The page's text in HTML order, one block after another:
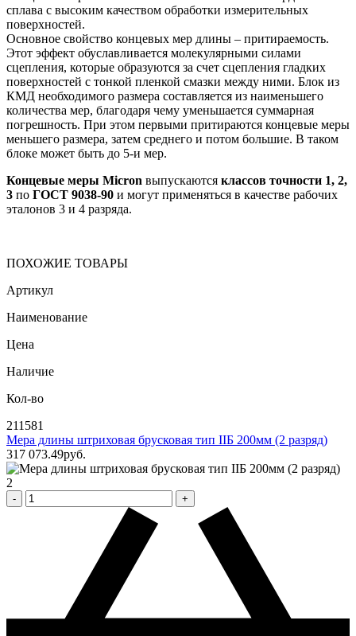
сплава с высоким качеством обработки измерительных
поверхностей.
Основное свойство концевых мер длины – притираемость.
Этот эффект обуславливается молекулярными силами
сцепления, которые образуются за счет сцепления гладких
поверхностей с тонкой пленкой смазки между ними. Блок из
КМД необходимого размера составляется из наименьшего
количества мер, благодаря чему уменьшается суммарная
погрешность. При этом первыми притираются концевые меры
меньшего размера, затем среднего и потом большие. В таком
блоке может быть до 5-и мер.
Концевые меры Micron выпускаются классов точности 1, 2,
3 по ГОСТ 9038-90 и могут применяться в качестве рабочих
эталонов 3 и 4 разряда.
ПОХОЖИЕ ТОВАРЫ
Артикул
Наименование
Цена
Наличие
Кол-во
211581
Мера длины штриховая брусковая тип IIБ 200мм (2 разряд)
317 073.49pуб.
2